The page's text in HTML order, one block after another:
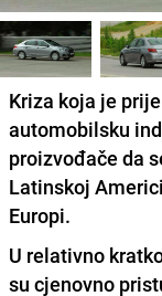
Kriza koja je
automobilsku
proizvođače da
Latinskoj
Europi.
U relativno
su cjenovno